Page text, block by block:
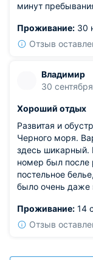
минут
Проживание: 30
Отзыв
Владимир
30
Хороший отдых
Развитая и
Черного моря.
здесь шикарный.
номер был после
постельное
было очень
Проживание: 14
Отзыв